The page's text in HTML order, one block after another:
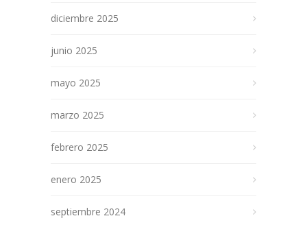
diciembre 2025
junio 2025
mayo 2025
marzo 2025
febrero 2025
enero 2025
septiembre 2024